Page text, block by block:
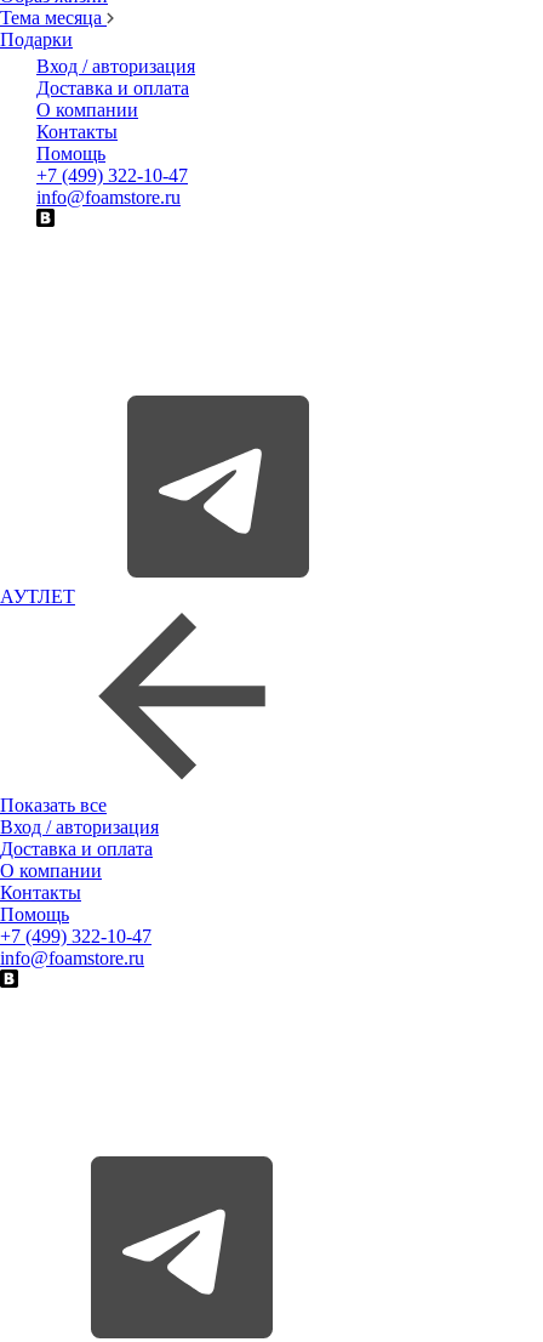
Тема месяца
Подарки
Вход / авторизация
Доставка и оплата
О компании
Контакты
Помощь
+7 (499) 322-10-47
info@foamstore.ru
АУТЛЕТ
Показать все
Вход / авторизация
Доставка и оплата
О компании
Контакты
Помощь
+7 (499) 322-10-47
info@foamstore.ru